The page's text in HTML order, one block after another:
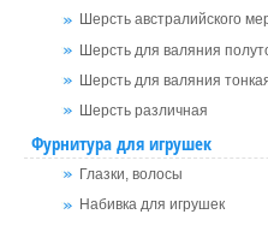
Шерсть австралийского
Шерсть для валяния
Шерсть для валяния
Шерсть различная
Фурнитура для игрушек
Глазки, волосы
Набивка для игрушек